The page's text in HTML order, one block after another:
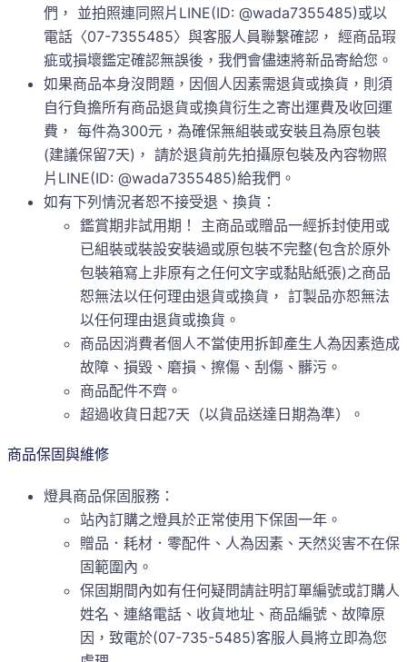
們， 並拍照連同照片LINE(ID: @wada7355485)或以
電話〈07-7355485〉與客服人員聯繫確認， 經商品瑕
疵或損壞鑑定確認無誤後，我們會儘速將新品寄給您。
如果商品本身沒問題，因個人因素需退貨或換貨，則須
自行負擔所有商品退貨或換貨衍生之寄出運費及收回運
費， 每件為300元，為確保無組裝或安裝且為原包裝
(建議保留7天)， 請於退貨前先拍攝原包裝及內容物照
片LINE(ID: @wada7355485)給我們。
如有下列情況者恕不接受退、換貨：
鑑賞期非試用期！ 主商品或贈品一經拆封使用或
已組裝或裝設安裝過或原包裝不完整(包含於原外
包裝箱寫上非原有之任何文字或黏貼紙張)之商品
恕無法以任何理由退貨或換貨， 訂製品亦恕無法
以任何理由退貨或換貨。
商品因消費者個人不當使用拆卸產生人為因素造成
故障、損毀、磨損、擦傷、刮傷、髒污。
商品配件不齊。
超過收貨日起7天（以貨品送達日期為準）。
商品保固與維修
燈具商品保固服務：
站內訂購之燈具於正常使用下保固一年。
贈品．耗材．零配件、人為因素、天然災害不在保
固範圍內。
保固期間內如有任何疑問請註明訂單編號或訂購人
姓名、連絡電話、收貨地址、商品編號、故障原
因，致電於(07-735-5485)客服人員將立即為您